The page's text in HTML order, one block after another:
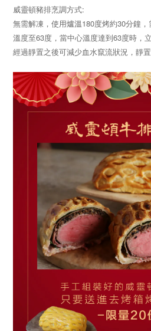
威靈頓豬排烹調方式:
無需解凍，使用爐溫180度烤約30分鐘
溫度至63度，當中心溫度達到63度時，
經過靜置之後可減少血水竄流狀況，靜